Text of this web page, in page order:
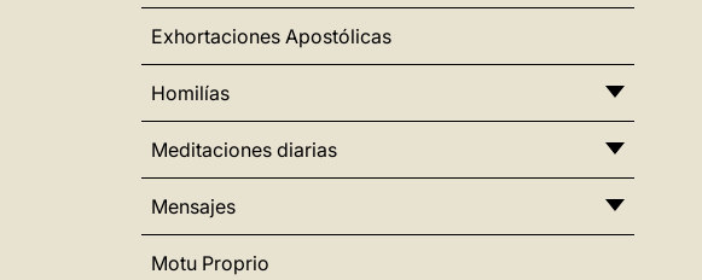
Exhortaciones Apostólicas
Homilías
Meditaciones diarias
Mensajes
Motu Proprio